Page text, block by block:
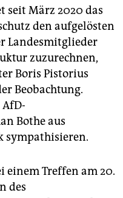
seit März 2020 das
den aufgelösten
Landesmitglieder
zuzurechnen,
Boris Pistorius
Beobachtung.
Bothe aus
sympathisieren.
einem Treffen am 20.
des